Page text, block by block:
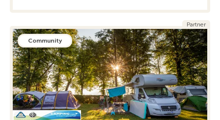
Partner
Community